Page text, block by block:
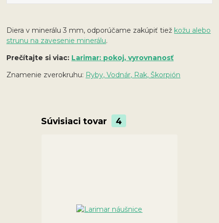
Diera v minerálu 3 mm, odporúčame zakúpiť tiež kožu alebo
strunu na zavesenie minerálu.
Prečítajte si viac: Larimar: pokoj, vyrovnanosť
Znamenie zverokruhu: Ryby, Vodnár, Rak, Škorpión
Súvisiaci tovar 4